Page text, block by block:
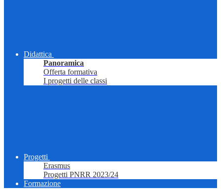
Didattica
Panoramica
Offerta formativa
I progetti delle classi
Progetti
Erasmus
Progetti PNRR 2023/24
Formazione